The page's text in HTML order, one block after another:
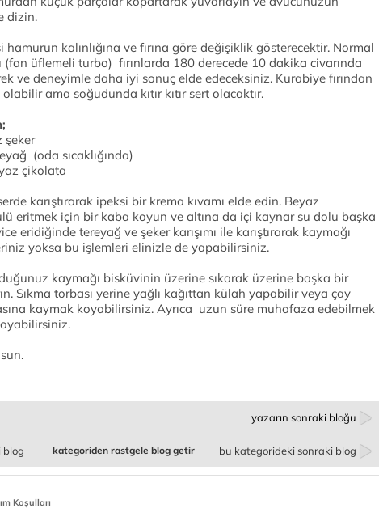
dizin.
kalınlığına ve fırına göre değişiklik gösterecektir. Normal
üflemeli turbo) fırınlarda 180 derecede 10 dakika civarında
ve deneyimle daha iyi sonuç elde edeceksiniz. Kurabiye fırından
ama soğudunda kıtır kıtır sert olacaktır.
şeker
(oda sıcaklığında)
çikolata
karıştırarak ipeksi bir krema kıvamı elde edin. Beyaz
eritmek için bir kaba koyun ve altına da içi kaynar su dolu başka
eridiğinde tereyağ ve şeker karışımı ile karıştırarak kaymağı
yoksa bu işlemleri elinizle de yapabilirsiniz.
kaymağı bisküvinin üzerine sıkarak üzerine başka bir
Sıkma torbası yerine yağlı kağıttan külah yapabilir veya çay
kaymak koyabilirsiniz. Ayrıca uzun süre muhafaza edebilmek
yazarın sonraki bloğu
blog bu kategorideki sonraki blog
kategoriden rastgele blog getir
Koşulları